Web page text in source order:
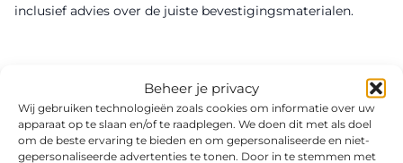
Beheer je privacy
Wij gebruiken technologieën zoals cookies om informatie over uw
apparaat op te slaan en/of te raadplegen. We doen dit met als doel
om de beste ervaring te bieden en om gepersonaliseerde en niet-
gepersonaliseerde advertenties te tonen. Door in te stemmen met
inclusief advies over de juiste bevestigingsmaterialen.